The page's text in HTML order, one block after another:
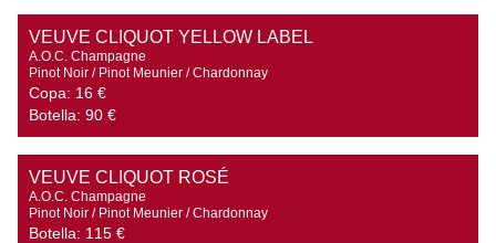
VEUVE CLIQUOT YELLOW LABEL
A.O.C. Champagne
Pinot Noir / Pinot Meunier / Chardonnay
Copa: 16 €
Botella: 90 €
VEUVE CLIQUOT ROSÉ
A.O.C. Champagne
Pinot Noir / Pinot Meunier / Chardonnay
Botella: 115 €